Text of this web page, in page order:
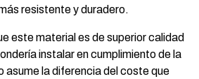
resistente y duradero.
este material es de superior calidad
instalar en cumplimiento de la
asume la diferencia del coste que